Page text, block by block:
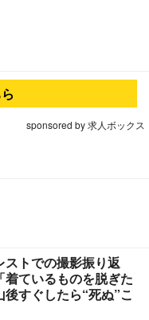
sponsored by 求人ボックス
ストでの撮影振り返
ているものを脱ぎた
すぐしたら“死ぬ”こ